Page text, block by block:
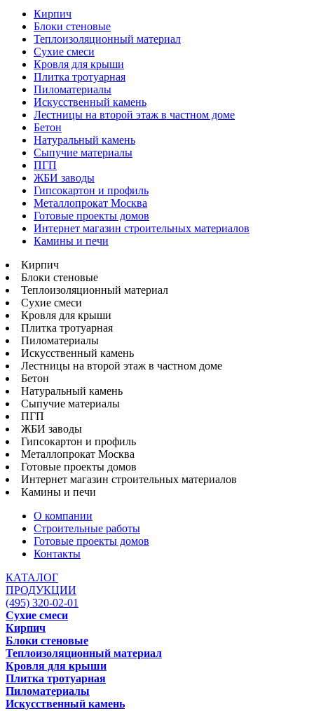
Кирпич
Блоки стеновые
Теплоизоляционный материал
Сухие смеси
Кровля для крыши
Плитка тротуарная
Пиломатериалы
Искусственный камень
Лестницы на второй этаж в частном доме
Бетон
Натуральный камень
Сыпучие материалы
ПГП
ЖБИ заводы
Гипсокартон и профиль
Металлопрокат Москва
Готовые проекты домов
Интернет магазин строительных материалов
Камины и печи
Кирпич
Блоки стеновые
Теплоизоляционный материал
Сухие смеси
Кровля для крыши
Плитка тротуарная
Пиломатериалы
Искусственный камень
Лестницы на второй этаж в частном доме
Бетон
Натуральный камень
Сыпучие материалы
ПГП
ЖБИ заводы
Гипсокартон и профиль
Металлопрокат Москва
Готовые проекты домов
Интернет магазин строительных материалов
Камины и печи
О компании
Строительные работы
Готовые проекты домов
Контакты
КАТАЛОГ
ПРОДУКЦИИ
(495) 320-02-01
Сухие смеси
Кирпич
Блоки стеновые
Теплоизоляционный материал
Кровля для крыши
Плитка тротуарная
Пиломатериалы
Искусственный камень